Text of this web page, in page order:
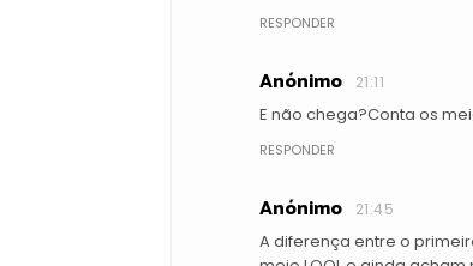
RESPONDER
Anónimo 21:11
E não chega?Conta os
RESPONDER
Anónimo 21:45
A diferença entre o